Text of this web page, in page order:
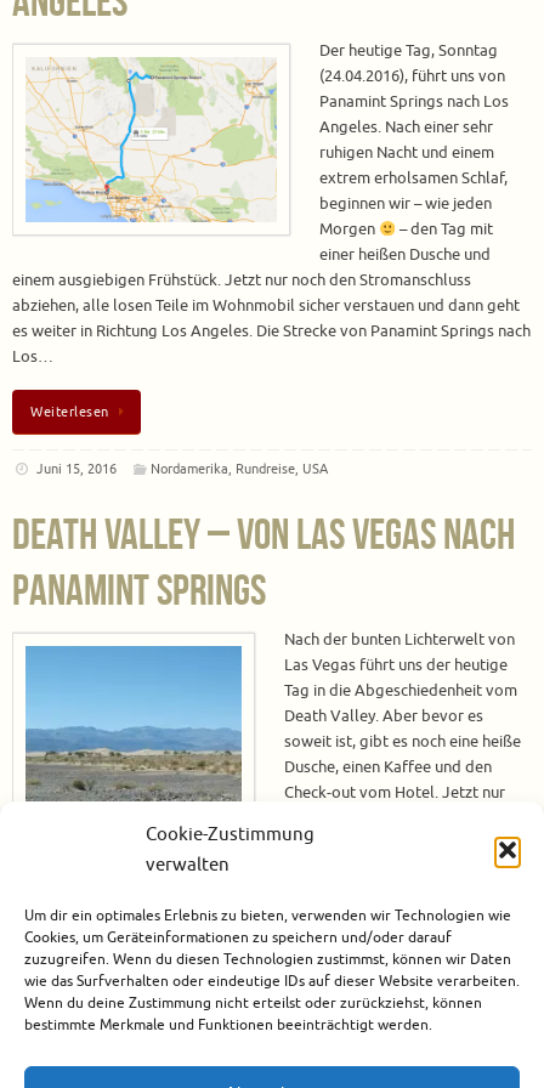
Cookie-Zustimmung
verwalten
Um dir ein optimales Erlebnis zu bieten, verwenden wir Technologien wie
Cookies, um Geräteinformationen zu speichern und/oder darauf
zuzugreifen. Wenn du diesen Technologien zustimmst, können wir Daten
wie das Surfverhalten oder eindeutige IDs auf dieser Website verarbeiten.
Wenn du deine Zustimmung nicht erteilst oder zurückziehst, können
bestimmte Merkmale und Funktionen beeinträchtigt werden.
Der heutige Tag, Sonntag
(24.04.2016), führt uns von
Panamint Springs nach Los
Angeles. Nach einer sehr
ruhigen Nacht und einem
extrem erholsamen Schlaf,
beginnen wir – wie jeden
Morgen
– den Tag mit
einer heißen Dusche und
einem ausgiebigen Frühstück. Jetzt nur noch den Stromanschluss
abziehen, alle losen Teile im Wohnmobil sicher verstauen und dann geht
es weiter in Richtung Los Angeles. Die Strecke von Panamint Springs nach
Los…
Weiterlesen
Juni 15, 2016 Nordamerika, Rundreise, USA
Death Valley – Von Las Vegas nach
Panamint Springs
Nach der bunten Lichterwelt von
Las Vegas führt uns der heutige
Tag in die Abgeschiedenheit vom
Death Valley. Aber bevor es
soweit ist, gibt es noch eine heiße
Dusche, einen Kaffee und den
Check-out vom Hotel. Jetzt nur
die Taxis stehen, finden und dann
ab zur „apollo“ Wohnmobil-Vermiet-Station, denn dort wartet
Die Wohnmobil-Übergabe Das Wohnmobil…
Weiterlesen
Juni 15, 2016 Nordamerika,USA